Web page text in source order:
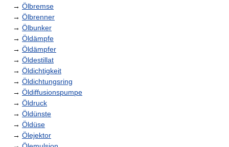
→ Ölbremse
→ Ölbrenner
→ Ölbunker
→ Öldämpfe
→ Öldämpfer
→ Öldestillat
→ Öldichtigkeit
→ Öldichtungsring
→ Öldiffusionspumpe
→ Öldruck
→ Öldünste
→ Öldüse
→ Ölejektor